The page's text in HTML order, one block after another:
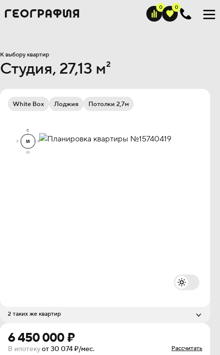
К выбору квартир
Студия, 27,13 м²
White Box Лоджия Потолки 2,7м
6 400 000 ₽
6 450 000 ₽
2 таких же квартир
6 450 000 ₽
В ипотекуот 30 074 ₽/мес. Рассчитать